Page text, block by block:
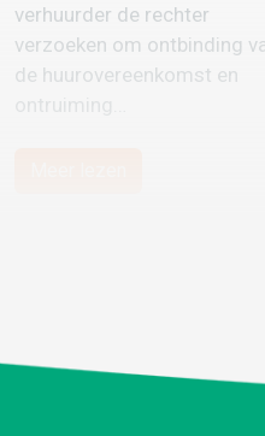
verhuurder de rechter
verzoeken om ontbinding
de huurovereenkomst en